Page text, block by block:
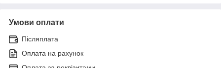
Умови оплати
Післяплата
Оплата на рахунок